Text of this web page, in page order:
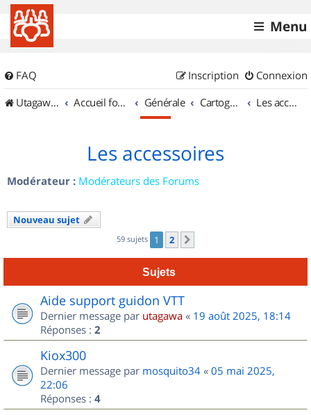
Menu
FAQ Connexion
Inscription
UtagawaVTT (Randos VTT et VTTAE avec traces GPS)
Accueil forum Générale Cartographie et GPS Les accessoires
Les accessoires
Modérateur : Modérateurs des Forums
Nouveau sujet
59 sujets 1 2
Sujets
Aide support guidon VTT
Dernier message par utagawa « 19 août 2025, 18:14
Réponses : 2
Kiox300
Dernier message par mosquito34 « 05 mai 2025,
22:06
Réponses : 4